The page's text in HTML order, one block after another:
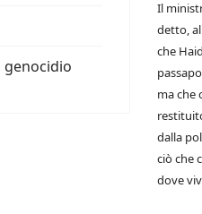
Il
detto,
che
ma che
dalla
ciò che
dove